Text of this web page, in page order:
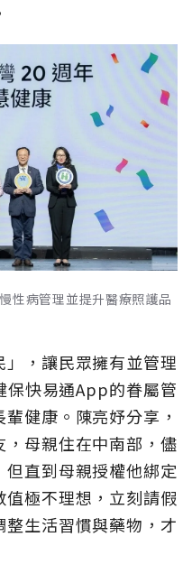
性病管理並提升醫療照護品
，讓民眾擁有並管理
保快易通App的眷屬管
健康。陳亮妤分享，
母親住在中南部，儘
直到母親授權他綁定
極不理想，立刻請假
生活習慣與藥物，才